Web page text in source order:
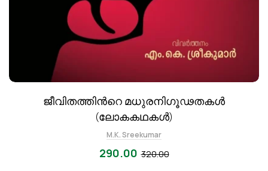
ജീവിതത്തിന്‍റെ മധുരനിഗൂഢതകള്‍
(ലോകകഥകള്‍)
M.K. Sreekumar
320.00
290.00